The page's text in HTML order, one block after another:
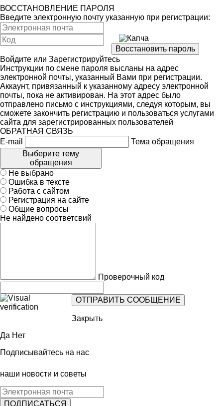
ВОССТАНОВЛЕНИЕ ПАРОЛЯ
Введите электронную почту указанную при регистрации:
Войдите или Зарегистрируйтесь
Инструкции по смене пароля высланы на адрес
электронной почты, указанный Вами при регистрации.
Аккаунт, привязанный к указанному адресу электронной
почты, пока не активирован. На этот адрес было
отправлено письмо с инструкциями, следуя которым, вы
сможете закончить регистрацию и пользоваться услугами
сайта для зарегистрированных пользователей
ОБРАТНАЯ СВЯЗЬ
E-mail
Тема обращения
Выберите тему
обращения
Не выбрано
Ошибка в тексте
Работа с сайтом
Регистрация на сайте
Общие вопросы
Не найдено соответсвий
Проверочный код
Закрыть
Да Нет
Подписывайтесь на нас
наши новости и советы